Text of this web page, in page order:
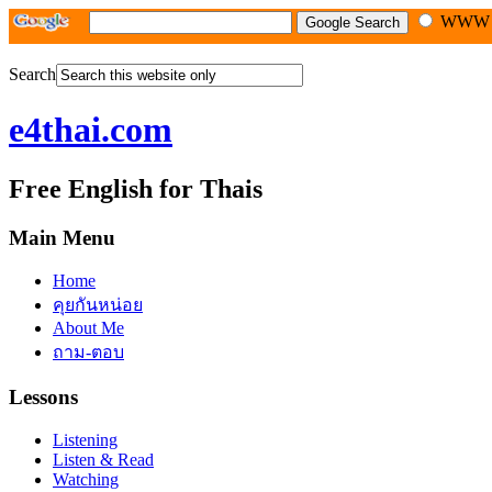
WWW
Search
e4thai.com
Free English for Thais
Main Menu
Home
คุยกันหน่อย
About Me
ถาม-ตอบ
Lessons
Listening
Listen & Read
Watching